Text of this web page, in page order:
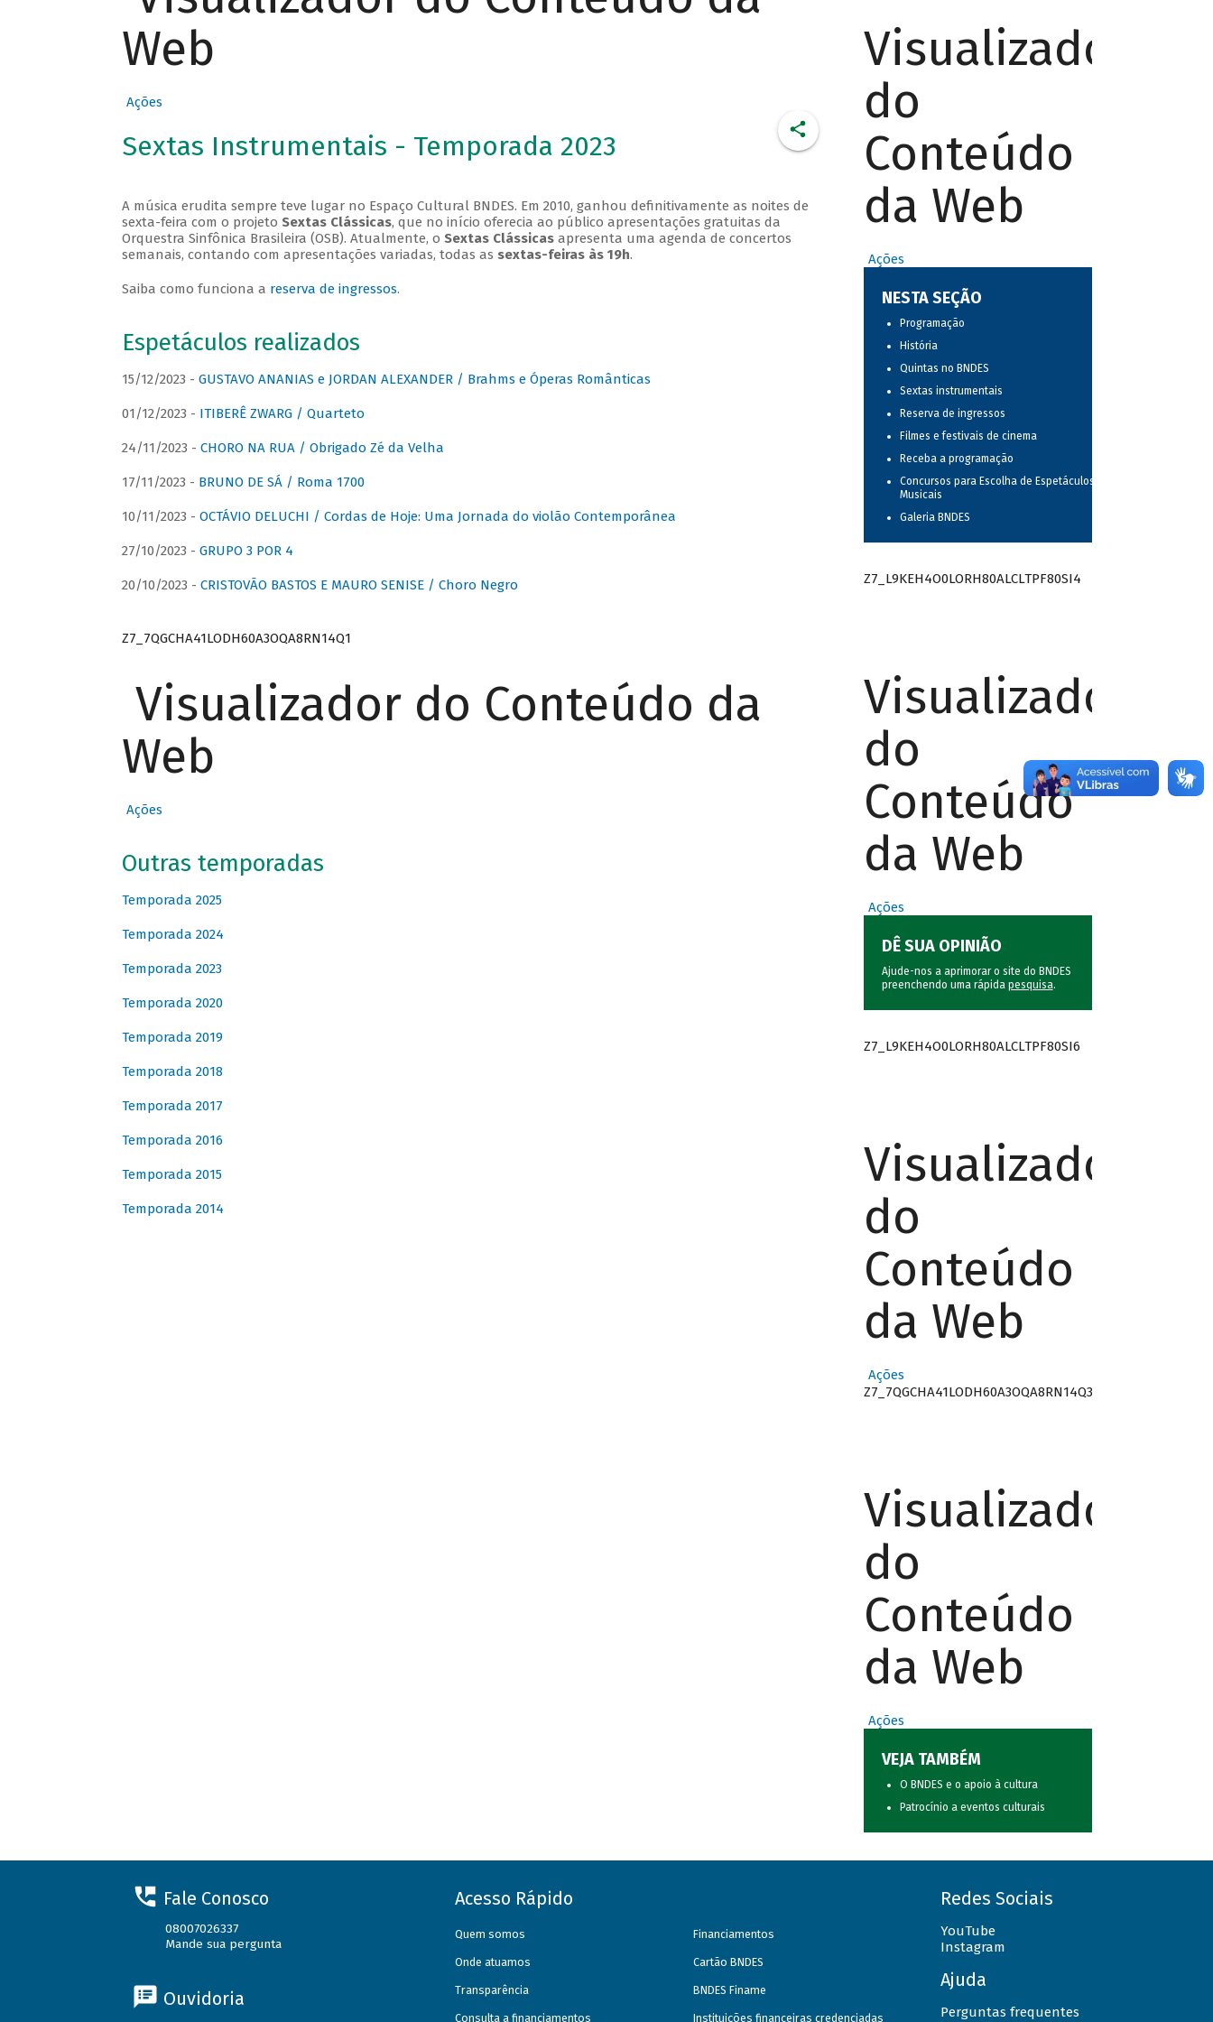
Web
Ações
Sextas Instrumentais - Temporada 2023
A música erudita sempre teve lugar no Espaço Cultural BNDES. Em 2010, ganhou definitivamente as noites de
sexta-feira com o projeto Sextas Clássicas, que no início oferecia ao público apresentações gratuitas da
Orquestra Sinfônica Brasileira (OSB). Atualmente, o Sextas Clássicasapresenta uma agenda de concertos
semanais, contando com apresentações variadas, todas as sextas-feiras às 19h.
Saiba como funciona a reserva de ingressos.
Espetáculos realizados
15/12/2023 - GUSTAVO ANANIAS e JORDAN ALEXANDER / Brahms e Óperas Românticas
01/12/2023 - ITIBERÊ ZWARG / Quarteto
24/11/2023 - CHORO NA RUA / Obrigado Zé da Velha
17/11/2023 - BRUNO DE SÁ / Roma 1700
10/11/2023 - OCTÁVIO DELUCHI / Cordas de Hoje: Uma Jornada do violão Contemporânea
27/10/2023 - GRUPO 3 POR 4
20/10/2023 - CRISTOVÃO BASTOS E MAURO SENISE / Choro Negro
Z7_7QGCHA41LODH60A3OQA8RN14Q1
Visualizador do Conteúdo da
Web
Ações
Outras temporadas
Temporada 2025
Temporada 2024
Temporada 2023
Temporada 2020
Temporada 2019
Temporada 2018
Temporada 2017
Temporada 2016
Temporada 2015
Temporada 2014
Visualizador
do
Conteúdo
da Web
Ações
NESTA SEÇÃO
Programação
História
Quintas no BNDES
Sextas instrumentais
Reserva de ingressos
Filmes e festivais de cinema
Receba a programação
Concursos para Escolha de Espetáculos
Musicais
Galeria BNDES
Z7_L9KEH4O0LORH80ALCLTPF80SI4
Visualizador
do
Conteúdo
da Web
Ações
DÊ SUA OPINIÃO
Ajude-nos a aprimorar o site do BNDES
preenchendo uma rápida pesquisa.
Z7_L9KEH4O0LORH80ALCLTPF80SI6
Visualizador
do
Conteúdo
da Web
Ações
Z7_7QGCHA41LODH60A3OQA8RN14Q3
Visualizador
do
Conteúdo
da Web
Ações
VEJA TAMBÉM
O BNDES e o apoio à cultura
Patrocínio a eventos culturais
Fale Conosco
08007026337
Mande sua pergunta
Ouvidoria
Acesso Rápido
Quem somos
Onde atuamos
Transparência
Consulta a financiamentos
Financiamentos
Cartão BNDES
BNDES Finame
Instituições financeiras credenciadas
Redes Sociais
YouTube
Instagram
Ajuda
Perguntas frequentes